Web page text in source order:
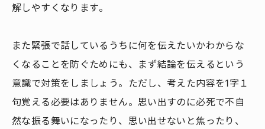
解しやすくなります。
また緊張で話しているうちに何を伝えたいかわからな
くなることを防ぐためにも、まず結論を伝えるという
意識で対策をしましょう。ただし、考えた内容を1字１
句覚える必要はありません。思い出すのに必死で不自
然な振る舞いになったり、思い出せないと焦ったり、